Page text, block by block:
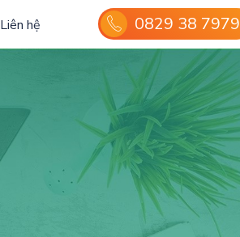
0829 38 7979
Liên hệ